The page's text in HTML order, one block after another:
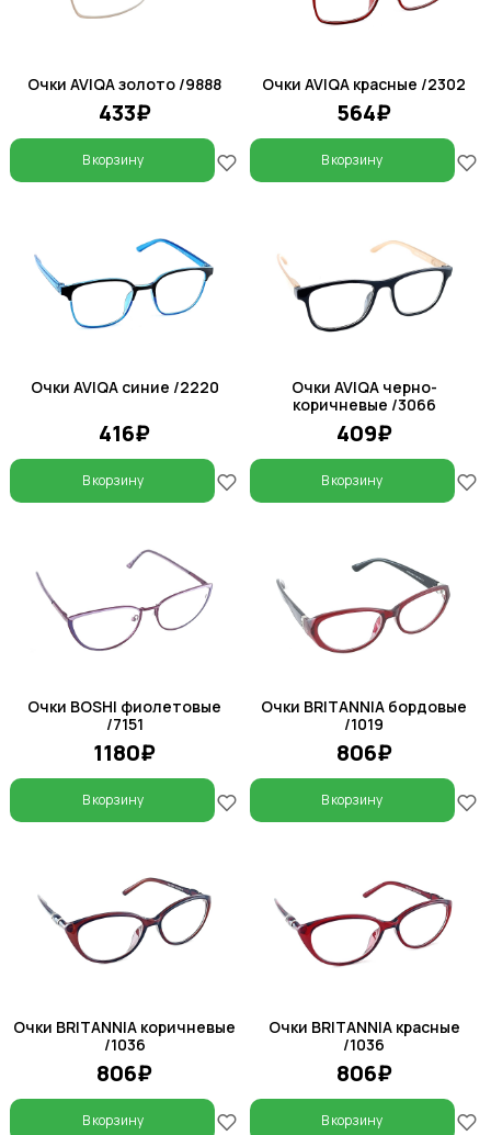
Очки AVIQA золото /9888
433₽
В корзину
Очки AVIQA красные /2302
564₽
В корзину
Очки AVIQA синие /2220
416₽
В корзину
Очки AVIQA черно-
коричневые /3066
409₽
В корзину
Очки BOSHI фиолетовые
/7151
1180₽
В корзину
Очки BRITANNIA бордовые
/1019
806₽
В корзину
Очки BRITANNIA коричневые
/1036
806₽
В корзину
Очки BRITANNIA красные
/1036
806₽
В корзину